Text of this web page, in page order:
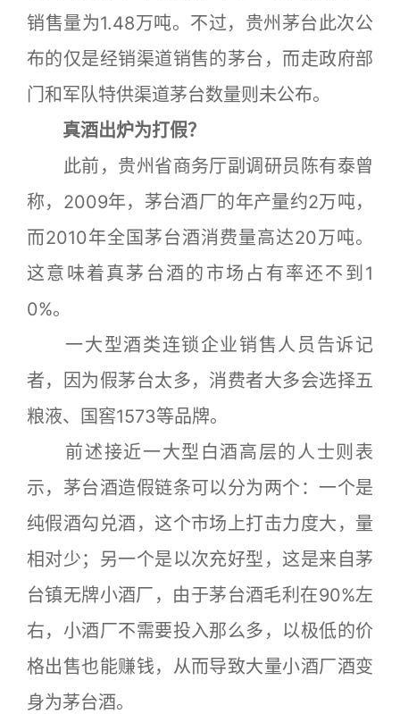
销售量为1.48万吨。不过，贵州茅台此次公
布的仅是经销渠道销售的茅台，而走政府部
门和军队特供渠道茅台数量则未公布。
真酒出炉为打假？
此前，贵州省商务厅副调研员陈有泰曾
称，2009年，茅台酒厂的年产量约2万吨，
而2010年全国茅台酒消费量高达20万吨。
这意味着真茅台酒的市场占有率还不到1
0%。
一大型酒类连锁企业销售人员告诉记
者，因为假茅台太多，消费者大多会选择五
粮液、国窖1573等品牌。
前述接近一大型白酒高层的人士则表
示，茅台酒造假链条可以分为两个：一个是
纯假酒勾兑酒，这个市场上打击力度大，量
相对少；另一个是以次充好型，这是来自茅
台镇无牌小酒厂，由于茅台酒毛利在90%左
右，小酒厂不需要投入那么多，以极低的价
格出售也能赚钱，从而导致大量小酒厂酒变
身为茅台酒。